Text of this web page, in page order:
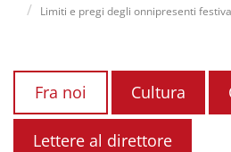
Limiti e pregi degli onnipresenti
Fra noi Cultura
Lettere al direttore